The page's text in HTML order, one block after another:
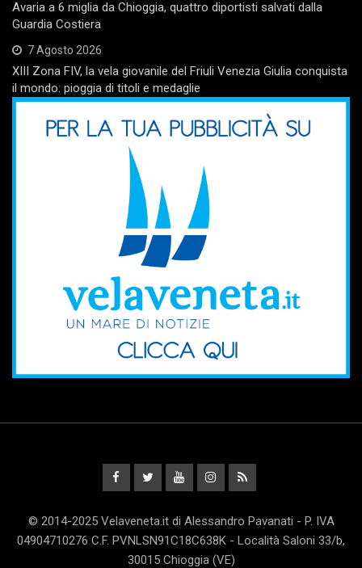
Avaria a 6 miglia da Chioggia, quattro diportisti salvati dalla
Guardia Costiera
7 Agosto 2026
XIII Zona FIV, la vela giovanile del Friuli Venezia Giulia conquista
il mondo: pioggia di titoli e medaglie
© 2014-2025 Velaveneta.it di Alessandro Pavanati - P. IVA
04904710276 C.F. PVNLSN91C18C638K - Località Saloni 33/b,
30015 Chioggia (VE)